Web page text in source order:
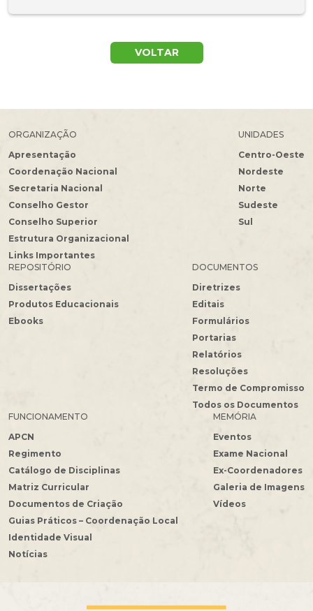
VOLTAR
ORGANIZAÇÃO
Apresentação
Coordenação Nacional
Secretaria Nacional
Conselho Gestor
Conselho Superior
Estrutura Organizacional
Links Importantes
UNIDADES
Centro-Oeste
Nordeste
Norte
Sudeste
Sul
REPOSITÓRIO
Dissertações
Produtos Educacionais
Ebooks
DOCUMENTOS
Diretrizes
Editais
Formulários
Portarias
Relatórios
Resoluções
Termo de Compromisso
Todos os Documentos
FUNCIONAMENTO
APCN
Regimento
Catálogo de Disciplinas
Matriz Curricular
Documentos de Criação
Guias Práticos – Coordenação Local
Identidade Visual
MEMÓRIA
Eventos
Exame Nacional
Ex-Coordenadores
Galeria de Imagens
Vídeos
Notícias